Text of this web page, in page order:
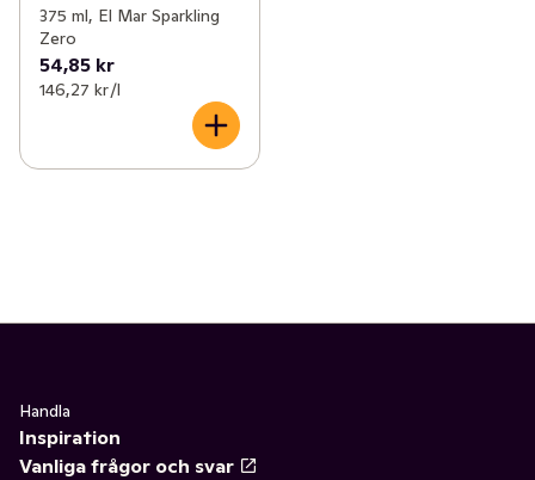
375 ml, El Mar Sparkling
Zero
54,85 kr
146,27 kr /l
Handla
Inspiration
Vanliga frågor och svar